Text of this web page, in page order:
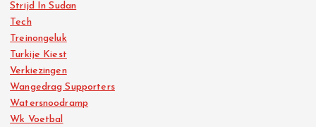
Strijd In Sudan
Tech
Treinongeluk
Turkije Kiest
Verkiezingen
Wangedrag Supporters
Watersnoodramp
Wk Voetbal